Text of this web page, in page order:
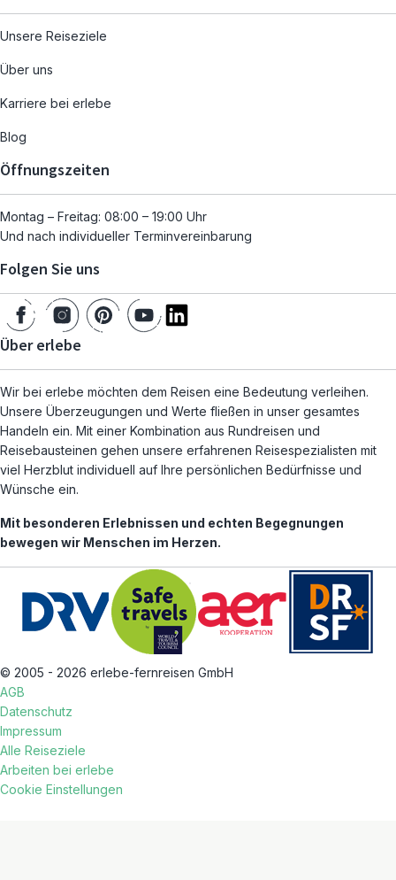
Unsere Reiseziele
Über uns
Karriere bei erlebe
Blog
Öffnungszeiten
Montag – Freitag: 08:00 – 19:00 Uhr
Und nach individueller Terminvereinbarung
Folgen Sie uns
Über erlebe
Wir bei erlebe möchten dem Reisen eine Bedeutung verleihen.
Unsere Überzeugungen und Werte fließen in unser gesamtes
Handeln ein. Mit einer Kombination aus Rundreisen und
Reisebausteinen gehen unsere erfahrenen Reisespezialisten mit
viel Herzblut individuell auf Ihre persönlichen Bedürfnisse und
Wünsche ein.
Mit besonderen Erlebnissen und echten Begegnungen
bewegen wir Menschen im Herzen.
© 2005 - 2026 erlebe-fernreisen GmbH
AGB
Datenschutz
Impressum
Alle Reiseziele
Arbeiten bei erlebe
Cookie Einstellungen